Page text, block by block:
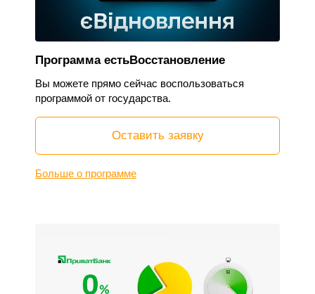
Программа естьВосстановление
Вы можете прямо сейчас воспользоваться
программой от государства.
Оставить заявку
Больше о программе